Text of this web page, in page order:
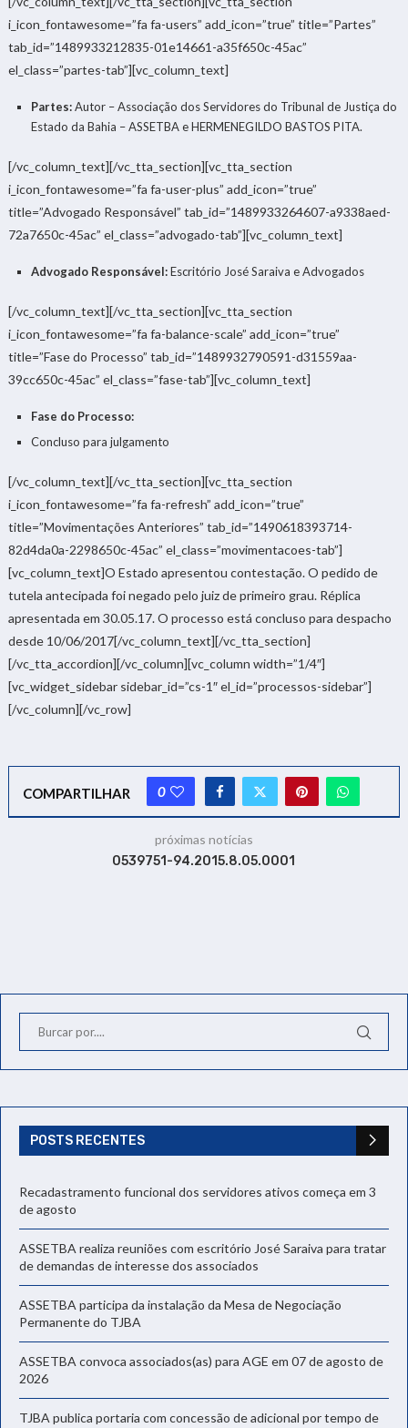
i_icon_fontawesome=”fa fa-users” add_icon=”true” title=”Partes”
tab_id=”1489933212835-01e14661-a35f650c-45ac”
el_class=”partes-tab”][vc_column_text]
Partes:Autor – Associação dos Servidores do Tribunal de Justiça do
Estado da Bahia – ASSETBA e HERMENEGILDO BASTOS PITA.
[/vc_column_text][/vc_tta_section][vc_tta_section
i_icon_fontawesome=”fa fa-user-plus” add_icon=”true”
title=”Advogado Responsável” tab_id=”1489933264607-a9338aed-
72a7650c-45ac” el_class=”advogado-tab”][vc_column_text]
Advogado Responsável:Escritório José Saraiva e Advogados
[/vc_column_text][/vc_tta_section][vc_tta_section
i_icon_fontawesome=”fa fa-balance-scale” add_icon=”true”
title=”Fase do Processo” tab_id=”1489932790591-d31559aa-
39cc650c-45ac” el_class=”fase-tab”][vc_column_text]
Fase do Processo:
Concluso para julgamento
[/vc_column_text][/vc_tta_section][vc_tta_section
i_icon_fontawesome=”fa fa-refresh” add_icon=”true”
title=”Movimentações Anteriores” tab_id=”1490618393714-
82d4da0a-2298650c-45ac” el_class=”movimentacoes-tab”]
[vc_column_text]O Estado apresentou contestação. O pedido de
tutela antecipada foi negado pelo juiz de primeiro grau. Réplica
apresentada em 30.05.17. O processo está concluso para despacho
desde 10/06/2017[/vc_column_text][/vc_tta_section]
[/vc_tta_accordion][/vc_column][vc_column width=”1/4″]
[vc_widget_sidebar sidebar_id=”cs-1″ el_id=”processos-sidebar”]
[/vc_column][/vc_row]
COMPARTILHAR 0
próximas notícias
0539751-94.2015.8.05.0001
POSTS RECENTES
Recadastramento funcional dos servidores ativos começa em 3
de agosto
ASSETBA realiza reuniões com escritório José Saraiva para tratar
de demandas de interesse dos associados
ASSETBA participa da instalação da Mesa de Negociação
Permanente do TJBA
ASSETBA convoca associados(as) para AGE em 07 de agosto de
2026
TJBA publica portaria com concessão de adicional por tempo de